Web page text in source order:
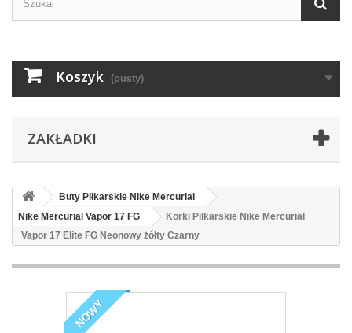
Koszyk (pusty)
ZAKŁADKI
Buty Piłkarskie Nike Mercurial
Nike Mercurial Vapor 17 FG
Korki Pilkarskie Nike Mercurial
Vapor 17 Elite FG Neonowy żółty Czarny
NOWY